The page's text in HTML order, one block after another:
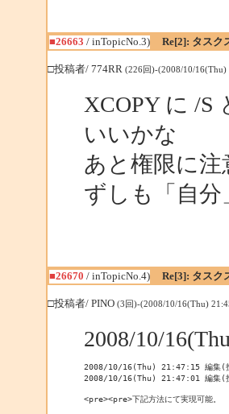
■26663 / inTopicNo.3) Re[2]: タスク
□投稿者/ 774RR (226回)-(2008/10/16(Thu)
XCOPY に /
いいかな
あと権限に
ずしも「自分
■26670 / inTopicNo.4) Re[3]: タスク
□投稿者/ PINO (3回)-(2008/10/16(Thu)
2008/10/
2008/10/16(Thu) 21:47:15 編集(
2008/10/16(Thu) 21:47:01 編集(
<pre><pre>下記方法にて実現可能。